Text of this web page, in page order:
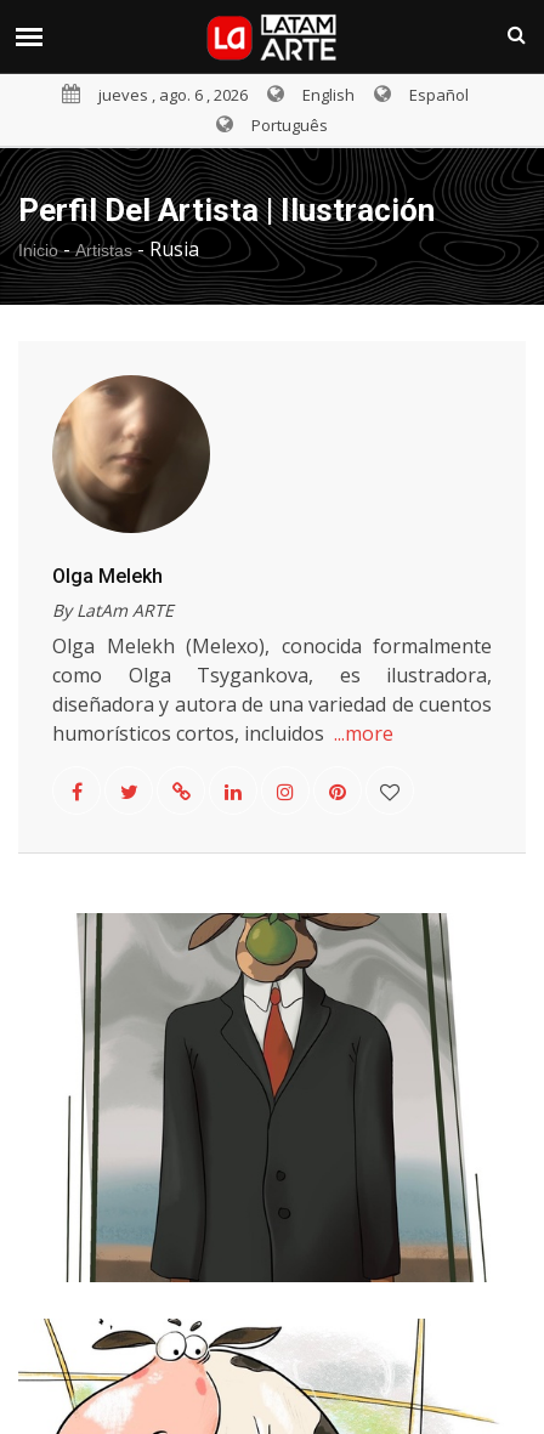
jueves , ago. 6 , 2026 English
Español
Português
Perfil Del Artista | Ilustración
Inicio- Artistas- Rusia
Olga Melekh
By LatAm ARTE
Olga Melekh (Melexo), conocida formalmente
como Olga Tsygankova, es ilustradora,
diseñadora y autora de una variedad de cuentos
humorísticos cortos, incluidos ...more